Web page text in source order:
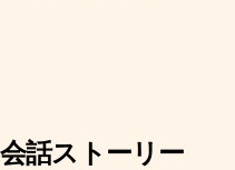
話ストーリー